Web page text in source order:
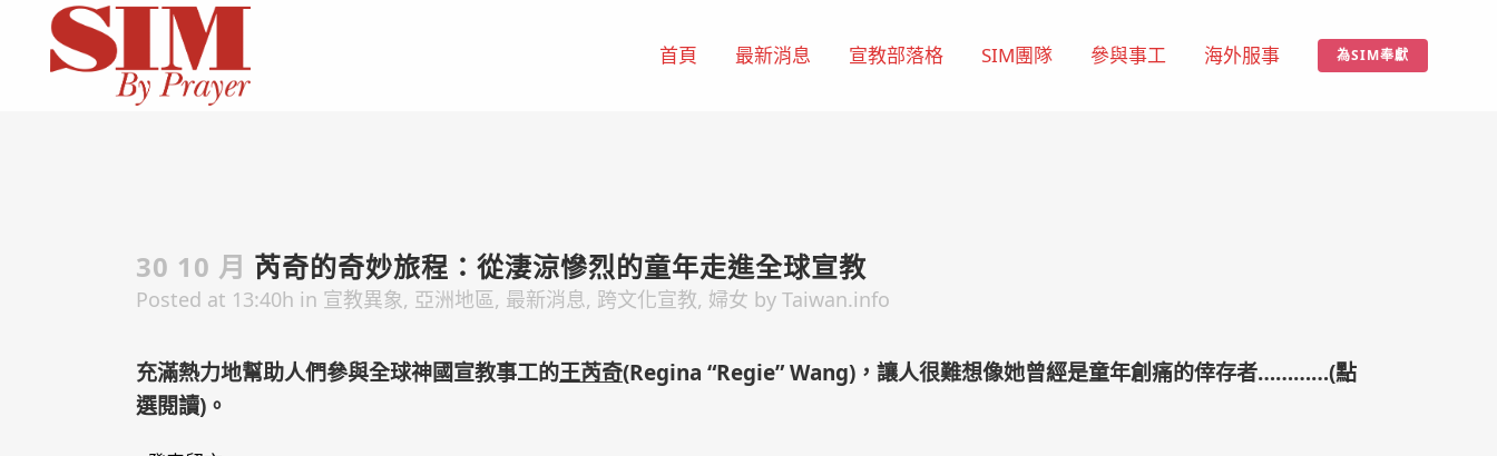
為SIM奉獻
首頁 最新消息 宣教部落格 SIM團隊 參與事工 海外服事
30 10 月 芮奇的奇妙旅程：從淒涼慘烈的童年走進全球宣教
Posted at 13:40h in 宣教異象, 亞洲地區, 最新消息, 跨文化宣教, 婦女 by Taiwan.info
充滿熱力地幫助人們參與全球神國宣教事工的王芮奇(Regina “Regie” Wang)，讓人很難想像她曾經是童年創痛的倖存者…………(點
選閱讀)。